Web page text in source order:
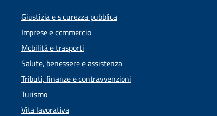
Giustizia e sicurezza pubblica
Imprese e commercio
Mobilità e trasporti
Salute, benessere e assistenza
Tributi, finanze e contravvenzioni
Turismo
Vita lavorativa